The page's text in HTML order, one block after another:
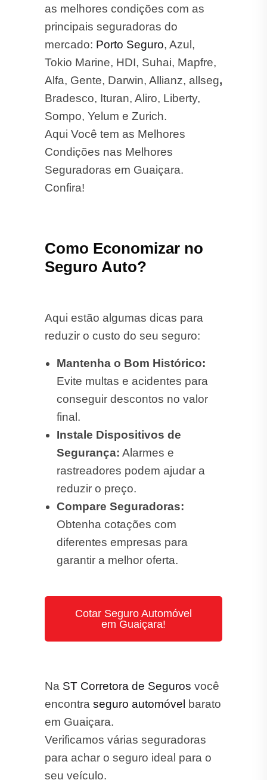
as melhores condições com as
principais seguradoras do
mercado: Porto Seguro, Azul,
Tokio Marine, HDI, Suhai, Mapfre,
Alfa, Gente, Darwin, Allianz, allseg,
Bradesco, Ituran, Aliro, Liberty,
Sompo, Yelum e Zurich.
Aqui Você tem as Melhores
Condições nas Melhores
Seguradoras em Guaiçara.
Confira!
Como Economizar no
Seguro Auto?
Aqui estão algumas dicas para
reduzir o custo do seu seguro:
Mantenha o Bom Histórico:
Evite multas e acidentes para
conseguir descontos no valor
final.
Instale Dispositivos de
Segurança: Alarmes e
rastreadores podem ajudar a
reduzir o preço.
Compare Seguradoras:
Obtenha cotações com
diferentes empresas para
garantir a melhor oferta.
Cotar Seguro Automóvel
em Guaiçara!
Na ST Corretora de Seguros você
encontra seguro automóvel
barato
em Guaiçara.
Verificamos várias seguradoras
para achar o seguro ideal para o
seu veículo.